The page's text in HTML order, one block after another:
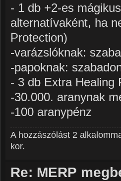
- 1 db +2-es
alternatívaként, ha
Protection)
-varázslóknak:
-papoknak:
- 3 db Extra Healing
-30.000. aranynak
-100 aranypénz
A hozzászólást 2
kor.
Re: MERP